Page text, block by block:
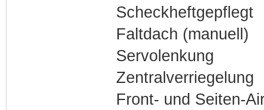
Scheckheftgepflegt
Faltdach (manuell)
Servolenkung
Zentralverriegelung
Front- und Seiten-